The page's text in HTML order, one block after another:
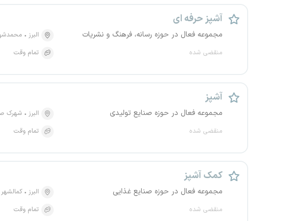
آشپز حرفه ای
مجموعه فعال در حوزه رسانه، فرهنگ و نشریات
منقضی شده
البرز
تمام وقت
آشپز
مجموعه فعال در حوزه صنایع تولیدی
منقضی شده
البرز
شهرک
تمام وقت
کمک آشپز
مجموعه فعال در حوزه صنایع غذایی
منقضی شده
البرز
کمالشهر
تمام وقت